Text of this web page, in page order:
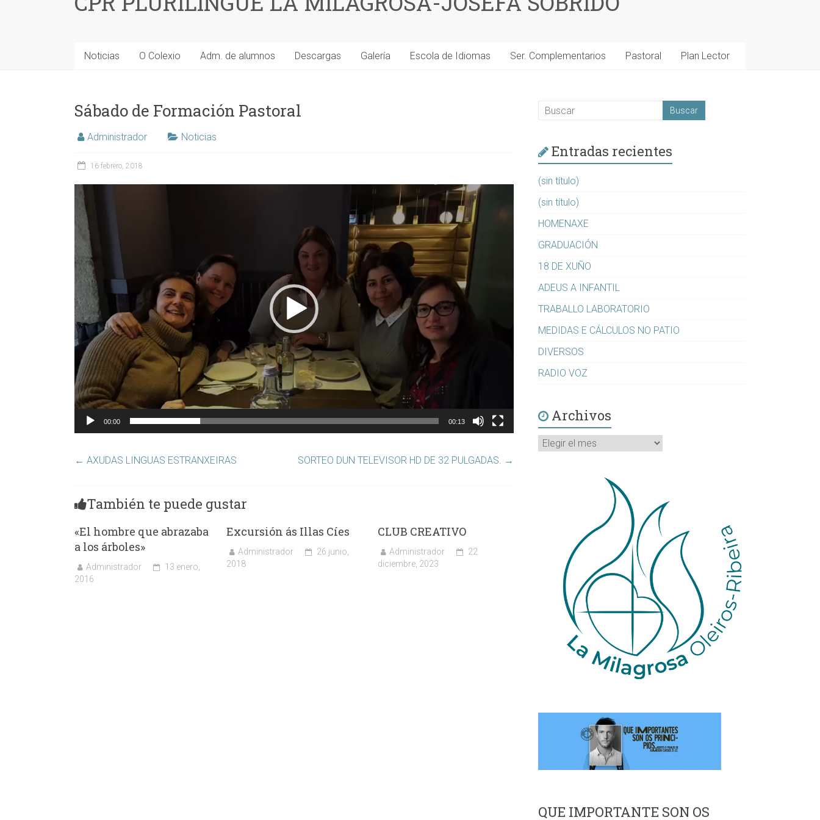
Noticias O Colexio Adm. de alumnos Descargas Galería Escola de Idiomas Ser. Complementarios Pastoral Plan Lector
Sábado de Formación Pastoral
Administrador Noticias
16 febrero, 2018
Reproductor
de
vídeo
00:00 00:13
← AXUDAS LINGUAS ESTRANXEIRAS SORTEO DUN TELEVISOR HD DE 32 PULGADAS. →
También te puede gustar
«El hombre que abrazaba
a los árboles»
Administrador
13 enero,
2016
Excursión ás Illas Cíes
Administrador
26 junio,
2018
CLUB CREATIVO
Administrador
22
diciembre, 2023
Entradas recientes
(sin título)
(sin título)
HOMENAXE
GRADUACIÓN
18 DE XUÑO
ADEUS A INFANTIL
TRABALLO LABORATORIO
MEDIDAS E CÁLCULOS NO PATIO
DIVERSOS
RADIO VOZ
Archivos
Archivos
QUE IMPORTANTE SON OS